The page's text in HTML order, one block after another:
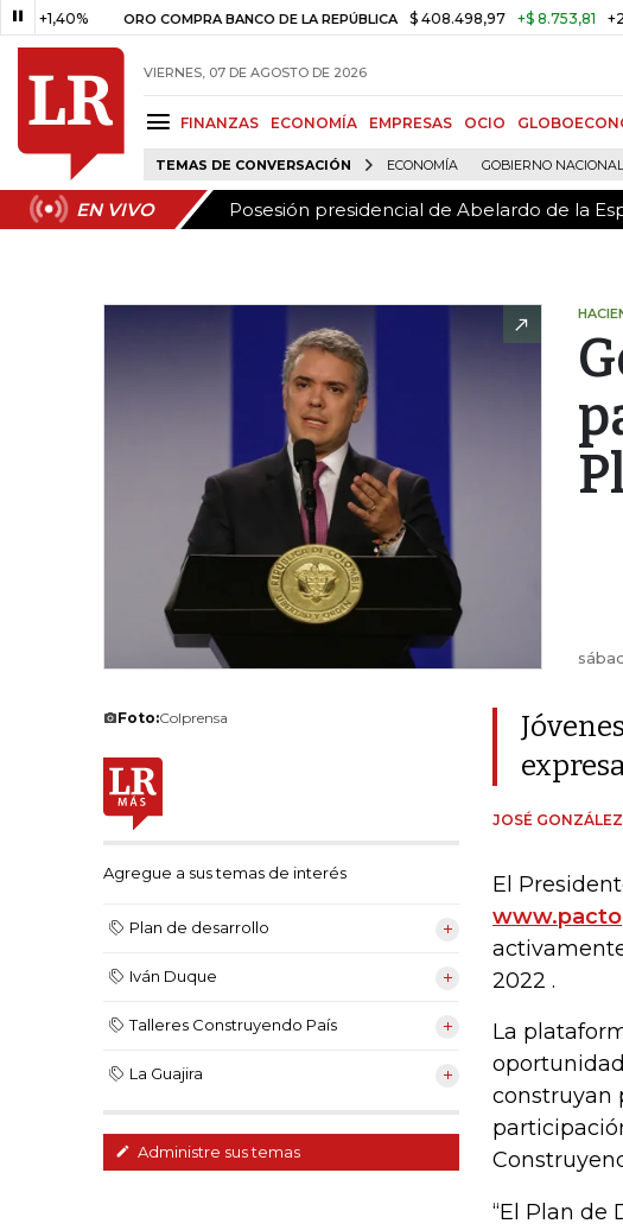
ORO COMPRA BANCO DE LA REPÚBLICA $ 408.498,97 +$ 8.753,81 +2,19%
VIERNES, 07 DE AGOSTO DE 2026
FINANZAS ECONOMÍA EMPRESAS OCIO
TEMAS DE CONVERSACIÓN ECONOMÍA GOBIERNO NACIONAL
EN VIVO Posesión presidencial de Abelardo de la
EN VIVO Posesión presidencial de Abelardo de la
Foto:Colprensa
Agregue a sus temas de interés
Plan de desarrollo
Iván Duque
Talleres Construyendo País
La Guajira
Administre sus temas
JOSÉ
El
2022 .
La
construyan
“El Plan de